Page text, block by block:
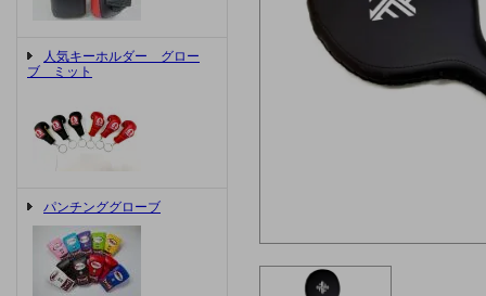
人気キーホルダー グロー
ブ ミット
パンチンググローブ